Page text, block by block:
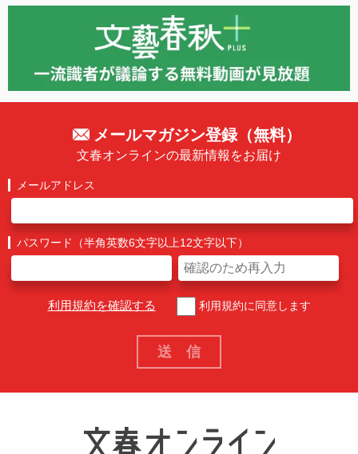
メールマガジン登録（無料）
文春オンラインの最新情報をお届け
メールアドレス
パスワード（半角英数6文字以上12文字以下）
利用規約を確認する 利用規約に同意します